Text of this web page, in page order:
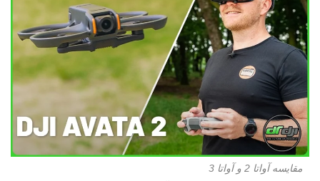
مقایسه آواتا 2 و آواتا 3